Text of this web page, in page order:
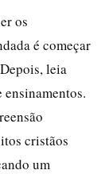
os
é começar
leia
ensinamentos.
cristãos
um